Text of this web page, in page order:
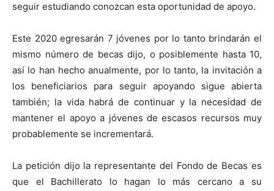
seguir estudiando conozcan esta oportunidad de apoyo.
Este 2020 egresarán 7 jóvenes por lo tanto brindarán el
mismo número de becas dijo, o posiblemente hasta 10,
así lo han hecho anualmente, por lo tanto, la invitación a
los beneficiarios para seguir apoyando sigue abierta
también; la vida habrá de continuar y la necesidad de
mantener el apoyo a jóvenes de escasos recursos muy
probablemente se incrementará.
La petición dijo la representante del Fondo de Becas es
que el Bachillerato lo hagan lo más cercano a su